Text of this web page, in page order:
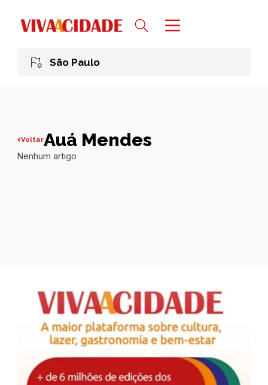
São Paulo
VoltarAuá Mendes
Nenhum artigo